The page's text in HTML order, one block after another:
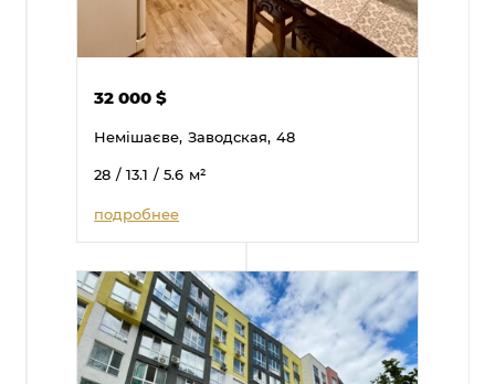
32 000$
Немішаєве, Заводская, 48
28 / 13.1 / 5.6 м²
подробнее